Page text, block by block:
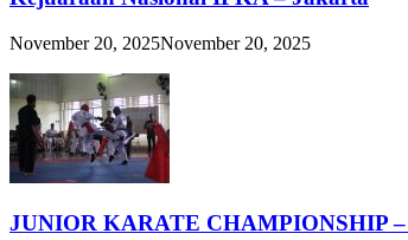
November 20, 2025November 20, 2025
JUNIOR KARATE CHAMPIONSHIP